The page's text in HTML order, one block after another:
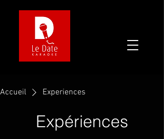
Accueil Experiences
Expériences